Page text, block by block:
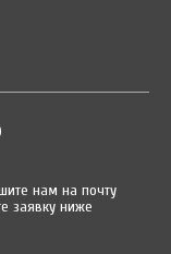
нам на почту
заявку ниже